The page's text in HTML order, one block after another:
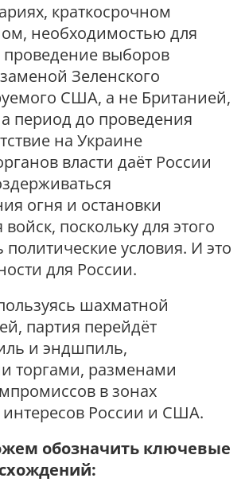
краткосрочном
необходимостью для
проведение выборов
Зеленского
США, а не Британией,
период до проведения
на Украине
власти даёт России
огня и остановки
поскольку для этого
условия. И это
для России.
шахматной
партия перейдёт
и эндшпиль,
торгами, разменами
в зонах
России и США.
обозначить ключевые